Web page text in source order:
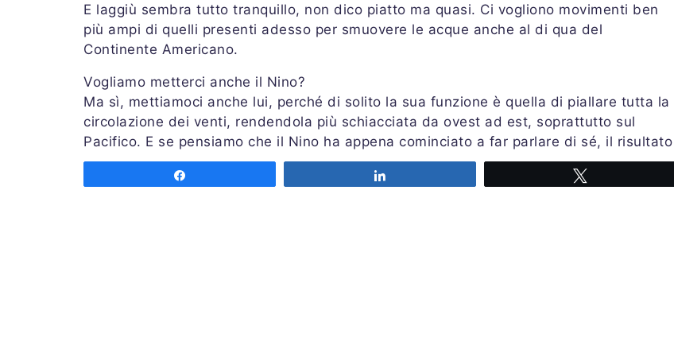
E laggiù sembra tutto tranquillo, non dico piatto ma quasi. Ci vogliono movimenti ben
più ampi di quelli presenti adesso per smuovere le acque anche al di qua del
Continente Americano.
Vogliamo metterci anche il Nino?
Ma sì, mettiamoci anche lui, perché di solito la sua funzione è quella di piallare tutta la
circolazione dei venti, rendendola più schiacciata da ovest ad est, soprattutto sul
Pacifico. E se pensiamo che il Nino ha appena cominciato a far parlare di sé, il risultato
del ragionamento è immediato.